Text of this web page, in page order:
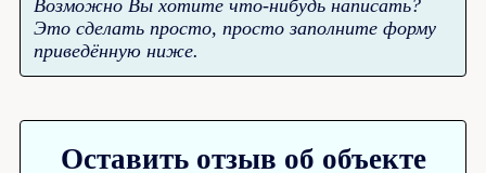
Возможно Вы хотите что-нибудь написать?
Это сделать просто, просто заполните форму
приведённую ниже.
Оставить отзыв об объекте